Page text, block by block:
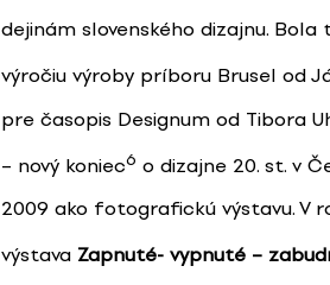
dejinám slovenského dizajnu.
výročiu výroby príboru Brusel od
pre časopis Designum od Tibora
– nový koniec6 o dizajne 20. st. v
2009 ako fotografickú výstavu. V
výstava Zapnuté- vypnuté –